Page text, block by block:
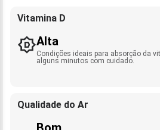
Vitamina D
Alta
Condições ideais para absorção da
alguns minutos com cuidado.
Qualidade do Ar